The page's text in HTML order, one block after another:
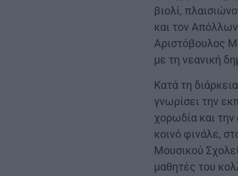
βιολί,
και τον
Αριστόβουλος
με τη νεανική
Κατά τη
γνωρίσει την
χορωδία και
κοινό φινάλε,
Μουσικού
μαθητές του